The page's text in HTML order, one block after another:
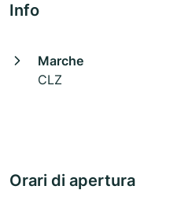
Info
Marche
CLZ
Orari di apertura